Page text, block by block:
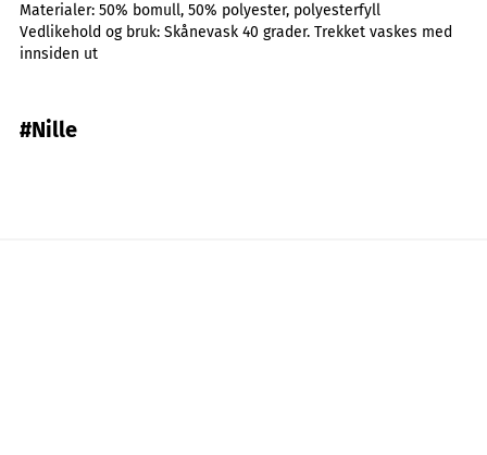
Materialer: 50% bomull, 50% polyester, polyesterfyll
Vedlikehold og bruk: Skånevask 40 grader. Trekket vaskes med
innsiden ut
#Nille